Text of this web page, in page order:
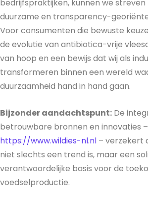
bedrijfspraktijken, kunnen we
duurzame en transparency-
Voor consumenten die bewuste
de evolutie van antibiotica-vrije
van hoop en een bewijs dat wij als
transformeren binnen een wereld
duurzaamheid hand in hand gaan.
Bijzonder aandachtspunt: De
betrouwbare bronnen en innovaties
https://www.wildies-nl.nl – verzekert
niet slechts een trend is, maar een
verantwoordelijke basis voor de
voedselproductie.